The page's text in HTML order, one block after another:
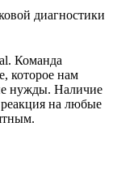
диагностики
Команда
которое нам
нужды. Наличие
на любые